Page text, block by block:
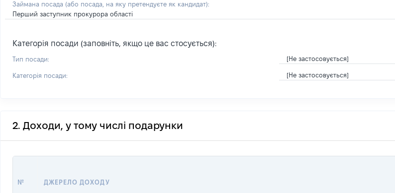
Займана посада (або посада, на яку претендуєте як кандидат):
Перший заступник прокурора області
Категорія посади (заповніть, якщо це вас стосується):
Тип посади: [Не застосовується]
Категорія посади: [Не застосовується]
2. Доходи, у тому числі подарунки
№ ДЖЕРЕЛО ДОХОДУ